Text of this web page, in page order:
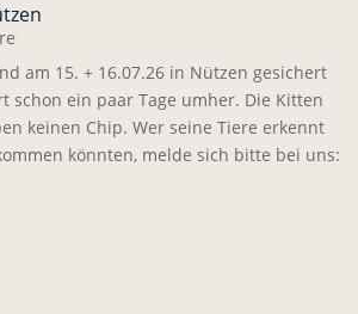
am 15. + 16.07.26 in Nützen gesichert
schon ein paar Tage umher. Die Kitten
keinen Chip. Wer seine Tiere erkennt
könnten, melde sich bitte bei uns: